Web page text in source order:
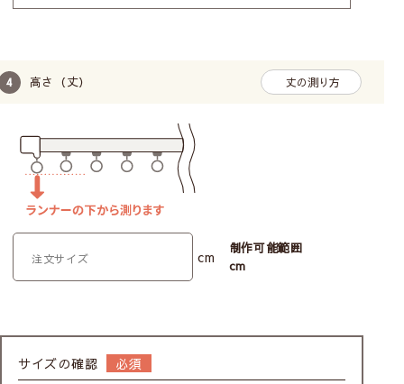
高さ（丈） 丈の測り方
cm
制作可能範囲
cm
サイズの確認